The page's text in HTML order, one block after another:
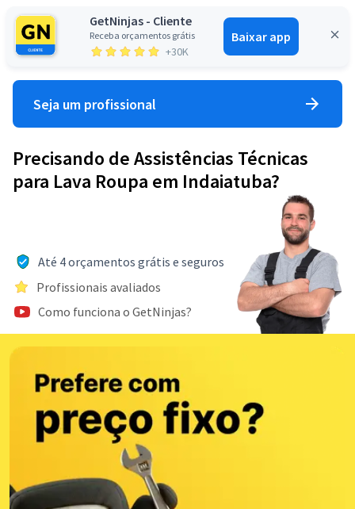
GetNinjas - Cliente
Receba orçamentos grátis
+30K
Baixar app
Entrar
Seja um profissional
Precisando de Assistências Técnicas
para Lava Roupa em Indaiatuba?
Até 4 orçamentos grátis e seguros
Profissionais avaliados
Como funciona o GetNinjas?